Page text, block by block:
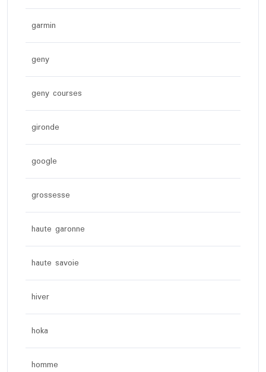
garmin
geny
geny courses
gironde
google
grossesse
haute garonne
haute savoie
hiver
hoka
homme